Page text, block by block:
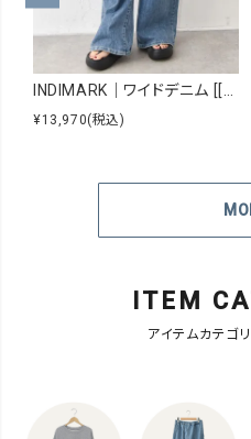
INDIMARK｜ワイドデニム [[WJ167]][C]
¥13,970(税込)
ITEM
アイテムカテゴ